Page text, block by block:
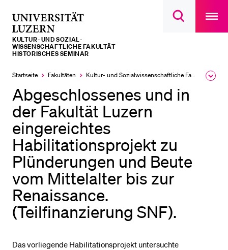
Suchdialog
main
KULTUR- UND SOZIAL­­­
WISSENSCHAFTLICHE FAKULTÄT
HISTORISCHES SEMINAR
Startseite Fakultäten Kultur- und Sozial­­wissenschaftliche Fakultät
Abgeschlossenes und in
der Fakultät Luzern
eingereichtes
Habilitationsprojekt zu
Plünderungen und Beute
vom Mittelalter bis zur
Renaissance.
(Teilfinanzierung SNF).
Das vorliegende Habilitationsprojekt untersuchte
LETZTE SUCHEN
Sie haben noch keine Suche getätigt.
Schulklassen und Lehrpersonen
Studien­interessierte
Studierende
Forschende
Mitarbeitende
Alumni
Stellensuchende
Förderer